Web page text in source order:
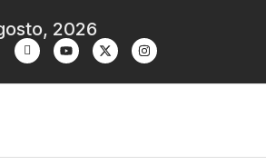
2026